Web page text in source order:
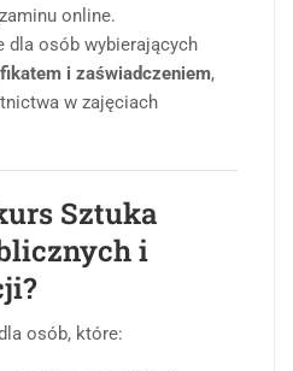
online.
dla osób wybierających
i zaświadczeniem,
w zajęciach
Sztuka
i
osób, które: